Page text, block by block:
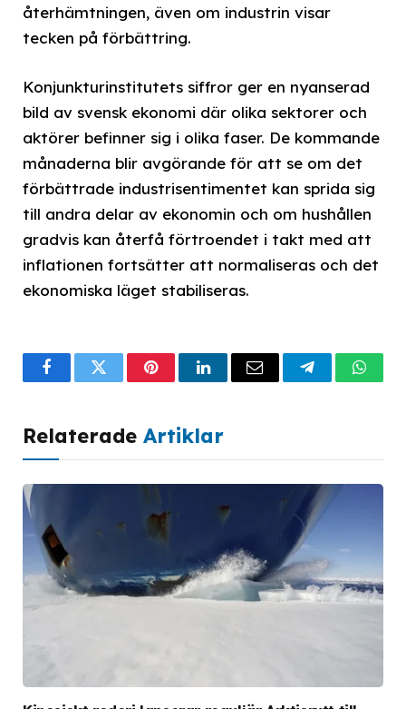
återhämtningen, även om industrin visar
tecken på förbättring.
Konjunkturinstitutets siffror ger en nyanserad
bild av svensk ekonomi där olika sektorer och
aktörer befinner sig i olika faser. De kommande
månaderna blir avgörande för att se om det
förbättrade industrisentimentet kan sprida sig
till andra delar av ekonomin och om hushållen
gradvis kan återfå förtroendet i takt med att
inflationen fortsätter att normaliseras och det
ekonomiska läget stabiliseras.
FacebookTwitterPinterestLinkedInEmail Telegram
Relaterade Artiklar